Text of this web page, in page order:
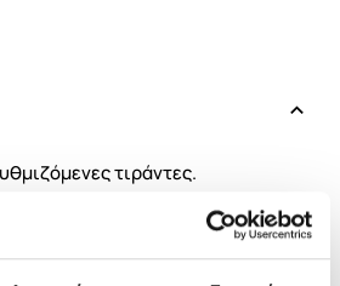
τιράντες.
μπροστά, μια ίσια πίσω.
καβάλο για την αλλαγή της πάνας.